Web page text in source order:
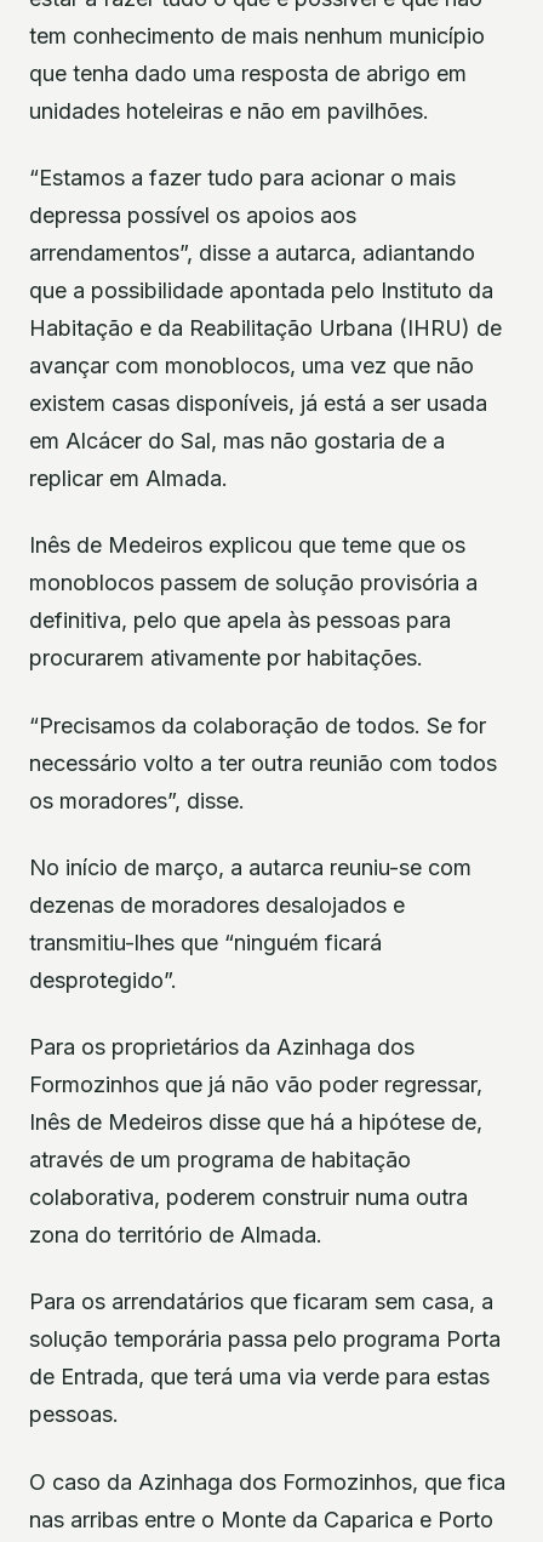
tem conhecimento de mais nenhum município
que tenha dado uma resposta de abrigo em
unidades hoteleiras e não em pavilhões.
“Estamos a fazer tudo para acionar o mais
depressa possível os apoios aos
arrendamentos”, disse a autarca, adiantando
que a possibilidade apontada pelo Instituto da
Habitação e da Reabilitação Urbana (IHRU) de
avançar com monoblocos, uma vez que não
existem casas disponíveis, já está a ser usada
em Alcácer do Sal, mas não gostaria de a
replicar em Almada.
Inês de Medeiros explicou que teme que os
monoblocos passem de solução provisória a
definitiva, pelo que apela às pessoas para
procurarem ativamente por habitações.
“Precisamos da colaboração de todos. Se for
necessário volto a ter outra reunião com todos
os moradores”, disse.
No início de março, a autarca reuniu-se com
dezenas de moradores desalojados e
transmitiu-lhes que “ninguém ficará
desprotegido”.
Para os proprietários da Azinhaga dos
Formozinhos que já não vão poder regressar,
Inês de Medeiros disse que há a hipótese de,
através de um programa de habitação
colaborativa, poderem construir numa outra
zona do território de Almada.
Para os arrendatários que ficaram sem casa, a
solução temporária passa pelo programa Porta
de Entrada, que terá uma via verde para estas
pessoas.
O caso da Azinhaga dos Formozinhos, que fica
nas arribas entre o Monte da Caparica e Porto